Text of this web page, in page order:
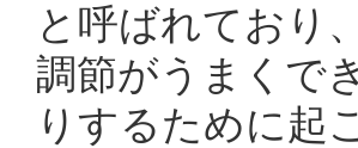
と呼ばれており
調節がうまくで
りするために起